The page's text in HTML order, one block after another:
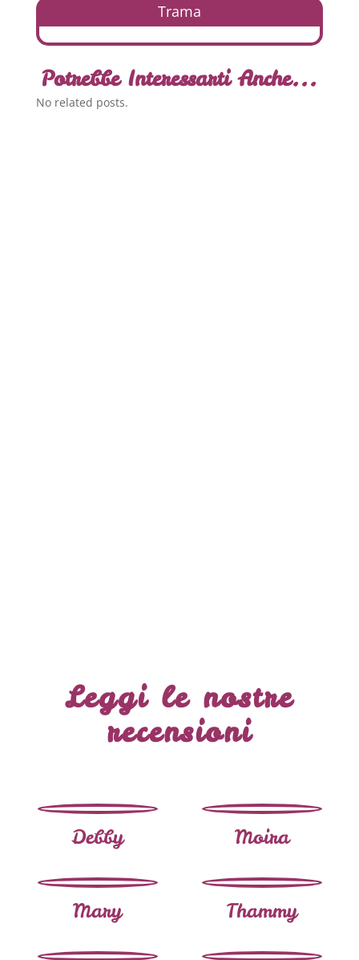
Trama
Potrebbe Interessarti Anche...
No related posts.
Leggi le nostre
recensioni
Debby Moira
Mary Thammy